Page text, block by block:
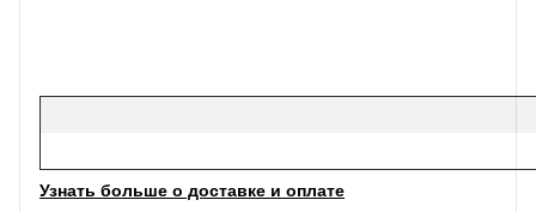
Узнать больше о доставке и оплате